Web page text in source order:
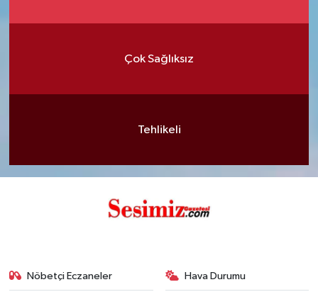
Çok Sağlıksız
Tehlikeli
Nöbetçi Eczaneler Hava Durumu